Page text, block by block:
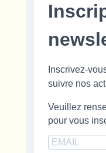
Inscrivez-
suivre nos
Veuillez
pour vous